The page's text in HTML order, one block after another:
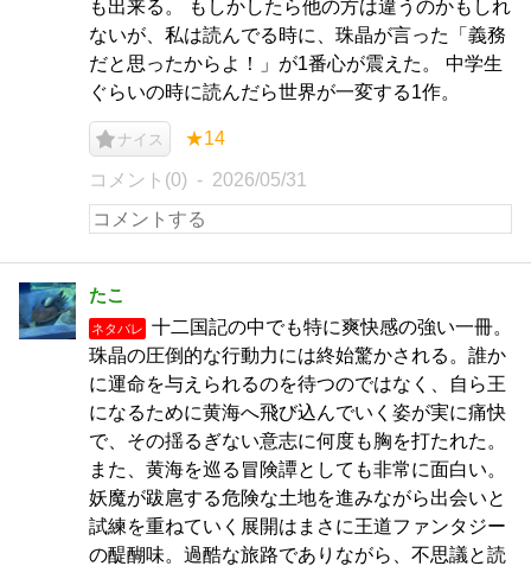
も出来る。 もしかしたら他の方は違うのかもしれ
ないが、私は読んでる時に、珠晶が言った「義務
だと思ったからよ！」が1番心が震えた。 中学生
ぐらいの時に読んだら世界が一変する1作。
ナイス ★14
コメント(0) 2026/05/31
たこ
ネタバレ
十二国記の中でも特に爽快感の強い一冊。
珠晶の圧倒的な行動力には終始驚かされる。誰か
に運命を与えられるのを待つのではなく、自ら王
になるために黄海へ飛び込んでいく姿が実に痛快
で、その揺るぎない意志に何度も胸を打たれた。
また、黄海を巡る冒険譚としても非常に面白い。
妖魔が跋扈する危険な土地を進みながら出会いと
試練を重ねていく展開はまさに王道ファンタジー
の醍醐味。過酷な旅路でありながら、不思議と読